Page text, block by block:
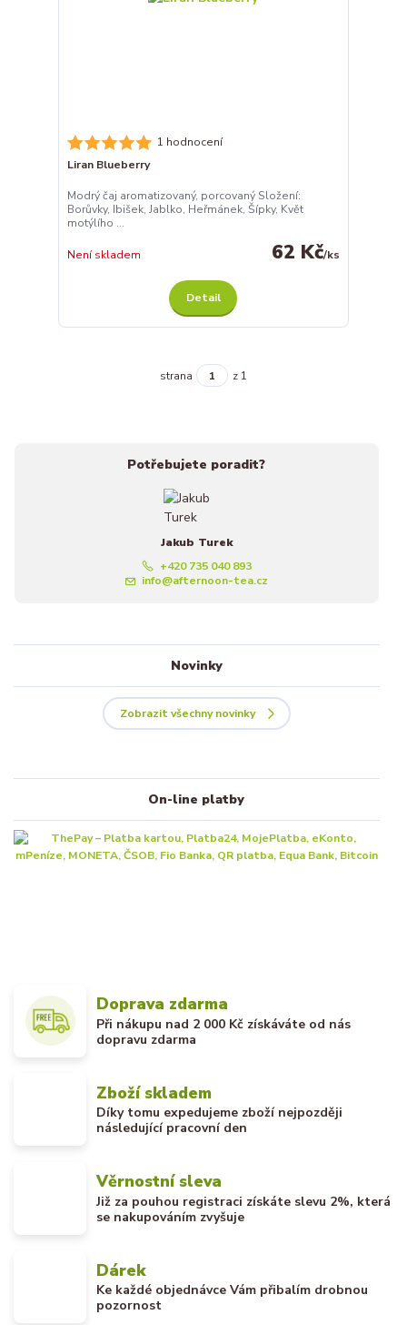
1 hodnocení
Liran Blueberry
Modrý čaj aromatizovaný, porcovaný Složení:
Borůvky, Ibišek, Jablko, Heřmánek, Šípky, Květ
motýlího ...
62 Kč/ks
Není skladem
Detail
strana z 1
Potřebujete poradit?
Jakub Turek
+420 735 040 893
info@afternoon-tea.cz
Novinky
Zobrazit všechny novinky
On-line platby
Doprava zdarma
Při nákupu nad 2 000 Kč získáváte od nás
dopravu zdarma
Zboží skladem
Díky tomu expedujeme zboží nejpozději
následující pracovní den
Věrnostní sleva
Již za pouhou registraci získáte slevu 2%, která
se nakupováním zvyšuje
Dárek
Ke každé objednávce Vám přibalím drobnou
pozornost